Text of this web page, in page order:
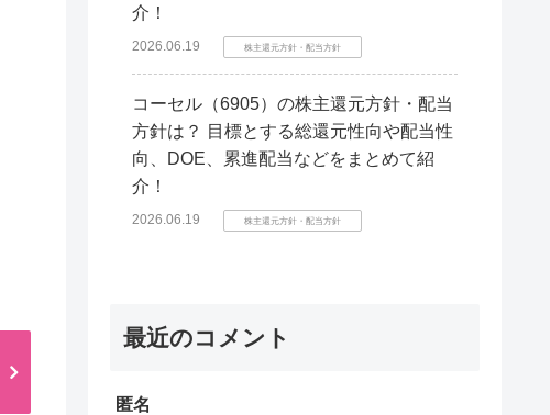
介！
2026.06.19 株主還元方針・配当方針
コーセル（6905）の株主還元方針・配当
方針は？ 目標とする総還元性向や配当性
向、DOE、累進配当などをまとめて紹
介！
2026.06.19 株主還元方針・配当方針
最近のコメント
匿名